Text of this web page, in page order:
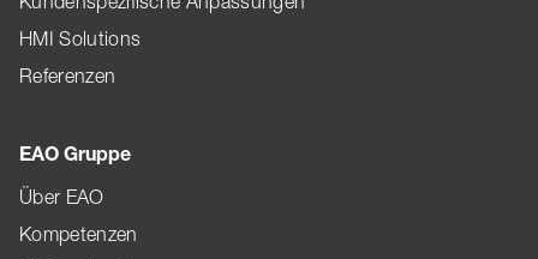
HMI Solutions
Referenzen
EAO Gruppe
Über EAO
Kompetenzen